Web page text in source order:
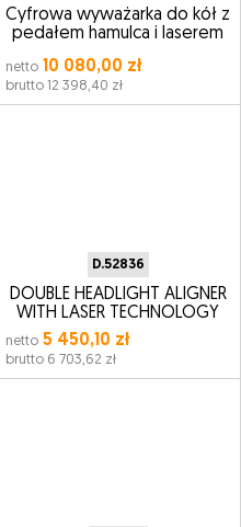
Cyfrowa wyważarka do kół z
pedałem hamulca i laserem
netto10 080,00 zł
brutto 12 398,40 zł
D.52836
DOUBLE HEADLIGHT ALIGNER
WITH LASER TECHNOLOGY
netto5 450,10 zł
brutto 6 703,62 zł